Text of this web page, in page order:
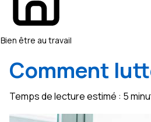
Bien être au travail
Comment
Temps de lecture estimé : 5